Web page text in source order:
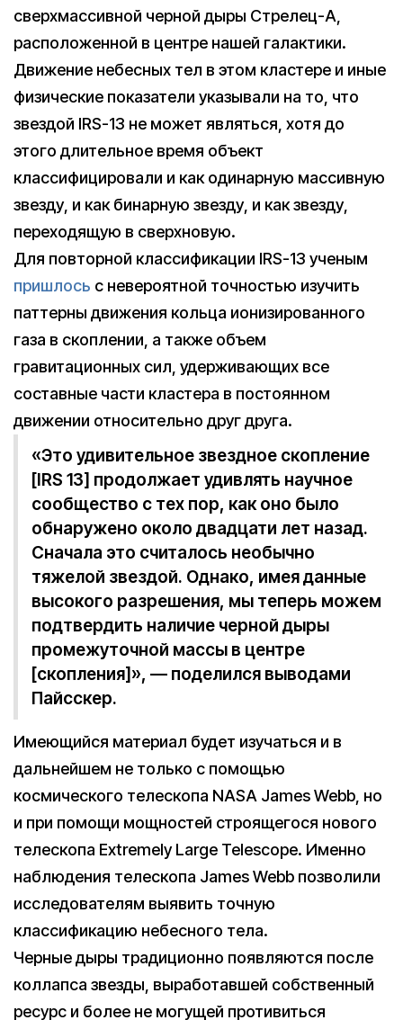
сверхмассивной черной дыры Стрелец-А,
расположенной в центре нашей галактики.
Движение небесных тел в этом кластере и иные
физические показатели указывали на то, что
звездой IRS-13 не может являться, хотя до
этого длительное время объект
классифицировали и как одинарную массивную
звезду, и как бинарную звезду, и как звезду,
переходящую в сверхновую.
Для повторной классификации IRS-13 ученым
пришлось с невероятной точностью изучить
паттерны движения кольца ионизированного
газа в скоплении, а также объем
гравитационных сил, удерживающих все
составные части кластера в постоянном
движении относительно друг друга.
«Это удивительное звездное скопление
[IRS 13] продолжает удивлять научное
сообщество с тех пор, как оно было
обнаружено около двадцати лет назад.
Сначала это считалось необычно
тяжелой звездой. Однако, имея данные
высокого разрешения, мы теперь можем
подтвердить наличие черной дыры
промежуточной массы в центре
[скопления]», — поделился выводами
Пайсскер.
Имеющийся материал будет изучаться и в
дальнейшем не только с помощью
космического телескопа NASA James Webb, но
и при помощи мощностей строящегося нового
телескопа Extremely Large Telescope. Именно
наблюдения телескопа James Webb позволили
исследователям выявить точную
классификацию небесного тела.
Черные дыры традиционно появляются после
коллапса звезды, выработавшей собственный
ресурс и более не могущей противиться